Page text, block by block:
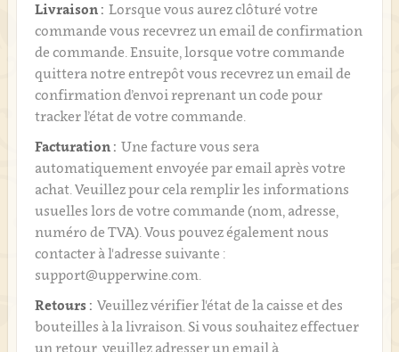
Livraison : Lorsque vous aurez clôturé votre
commande vous recevrez un email de confirmation
de commande. Ensuite, lorsque votre commande
quittera notre entrepôt vous recevrez un email de
confirmation d’envoi reprenant un code pour
tracker l’état de votre commande.
Facturation : Une facture vous sera
automatiquement envoyée par email après votre
achat. Veuillez pour cela remplir les informations
usuelles lors de votre commande (nom, adresse,
numéro de TVA). Vous pouvez également nous
contacter à l'adresse suivante :
support@upperwine.com.
Retours : Veuillez vérifier l'état de la caisse et des
bouteilles à la livraison. Si vous souhaitez effectuer
un retour, veuillez adresser un email à